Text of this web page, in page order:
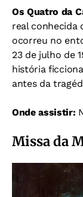
Os Quatro da
real conhecida
ocorreu no
23 de julho de
história
antes da
Onde assistir:
Missa da